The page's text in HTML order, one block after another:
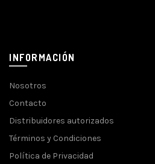
INFORMACIÓN
Nosotros
Contacto
Distribuidores autorizados
Términos y Condiciones
Política de Privacidad